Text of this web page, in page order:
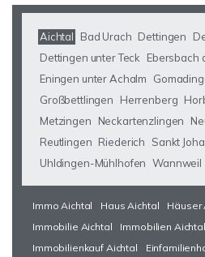
Aichtal Bad Urach Dettingen
Dettingen unter Teck
Ebersbach
Eningen unter Achalm
Großbettlingen
Herrenberg
Metzingen
Neckartenzlingen
Reutlingen Riederich Sankt
Uhldingen-Mühlhofen Wannweil
Immo Aichtal Haus Aichtal Häuser
Immobilie Aichtal
Immobilien Aichtal
Immobilienkauf Aichtal